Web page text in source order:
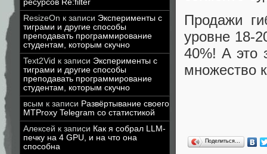
ресурсов Re:filter
ResizeOn к записи Эксперименты с
тиграми и другие способы
преподавать программирование
студентам, которым скучно
Text2Vid к записи Эксперименты с
тиграми и другие способы
преподавать программирование
студентам, которым скучно
всым к записи Развёртывание своего
MTProxy Telegram со статистикой
Алексей к записи Как я собрал LLM-
печку на 4 GPU, и на что она
способна
Продажи
уровне 18-
40%! А это
множество
Поделиться…